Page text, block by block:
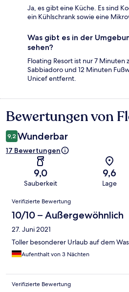
Ja, es gibt eine Küche. Es sind
ein Kühlschrank sowie eine
Was gibt es in der
sehen?
Floating Resort ist nur 7 Minuten
Sabbiadoro und 12 Minuten
Unicef entfernt.
Bewertungen
Bewertungen von
9,2 Wunderbar
17 Bewertungen
9,0
Sauberkeit
9,6
Lage
Bewertungen
Verifizierte Bewertung
10/10 – Außergewöhnlich
27. Juni 2021
Toller besonderer Urlaub auf dem
Aufenthalt von 3 Nächten
Verifizierte Bewertung